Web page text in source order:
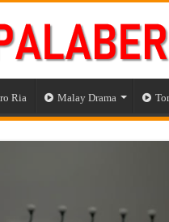
Ria Malay Drama